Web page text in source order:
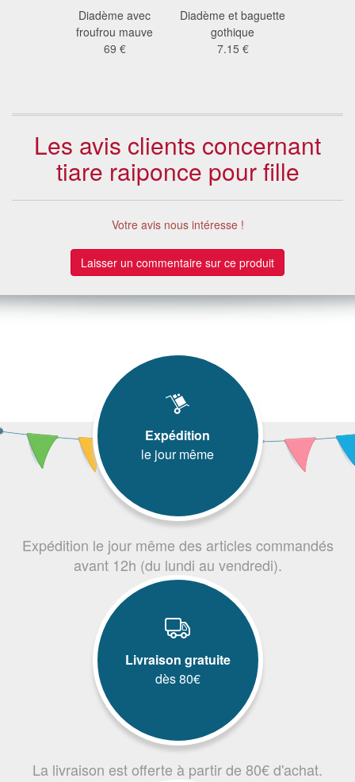
Diadème avec
froufrou mauve
69 €
Diadème et baguette
gothique
7.15 €
Les avis clients concernant
tiare raiponce pour fille
Votre avis nous intéresse !
Laisser un commentaire sur ce produit
Expédition
le jour même
Expédition le jour même des articles commandés
avant 12h (du lundi au vendredi).
Livraison gratuite
dès 80€
La livraison est offerte à partir de 80€ d'achat.